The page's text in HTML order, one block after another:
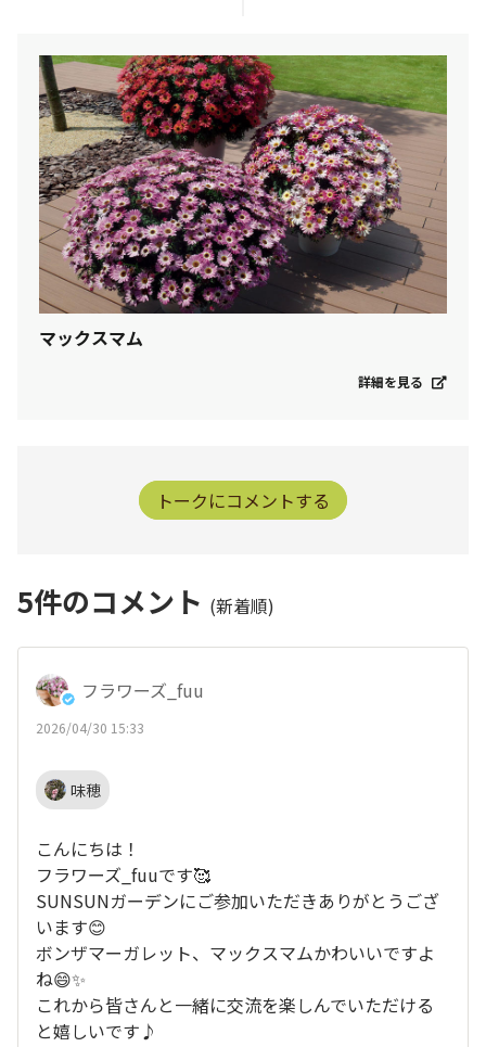
マックスマム
詳細を見る
トークにコメントする
5件のコメント (新着順)
フラワーズ_fuu
2026/04/30 15:33
味穂
こんにちは！
フラワーズ_fuuです🥰
SUNSUNガーデンにご参加いただきありがとうござ
います😊
ボンザマーガレット、マックスマムかわいいですよ
ね😄✨
これから皆さんと一緒に交流を楽しんでいただける
と嬉しいです♪